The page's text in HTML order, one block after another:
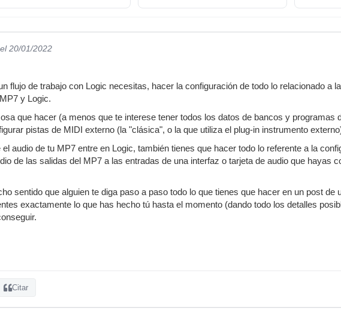
el 20/01/2022
flujo de trabajo con Logic necesitas, hacer la configuración de todo lo relacionado a
y Logic.
que hacer (a menos que te interese tener todos los datos de bancos y programas
pistas de MIDI externo (la "clásica", o la que utiliza el plug-in instrumento
audio de tu MP7 entre en Logic, también tienes que hacer todo lo referente a la
de las salidas del MP7 a las entradas de una interfaz o tarjeta de audio que hayas
sentido que alguien te diga paso a paso todo lo que tienes que hacer en un post de
exactamente lo que has hecho tú hasta el momento (dando todo los detalles
Citar